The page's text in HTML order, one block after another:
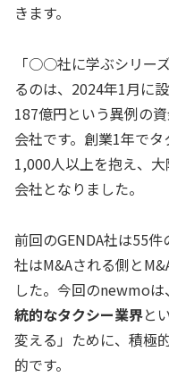
きます。
「○○社に学ぶシリー
るのは、2024年1月に
187億円という異例の
会社です。創業1年で
1,000人以上を抱え、
会社となりました。
前回のGENDA社は55
社はM&Aされる側と
した。今回のnewmo
統的なタクシー業界と
変える」ために、積極
的です。